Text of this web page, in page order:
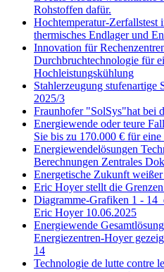
Rohstoffen dafür.
Hochtemperatur-
thermisches Endlager und
Innovation für
Durchbruchtechnologie für
Hochleistungskühlung
Stahlerzeugung stufenartige
2025/3
Fraunhofer "SolSys"hat bei
Energiewende oder teure
Sie bis zu 170.000 € für
Energiewendelösungen
Berechnungen Zentrales
Energetische Zukunft
Eric Hoyer stellt die
Diagramme-Grafiken 1 - 14
Eric Hoyer 10.06.2025
Energiewende
Energiezentren-Hoyer
14
Technologie de lutte contre